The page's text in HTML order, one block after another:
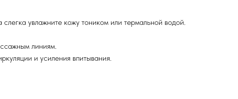
увлажните кожу тоником или термальной водой.
линиям.
и усиления впитывания.